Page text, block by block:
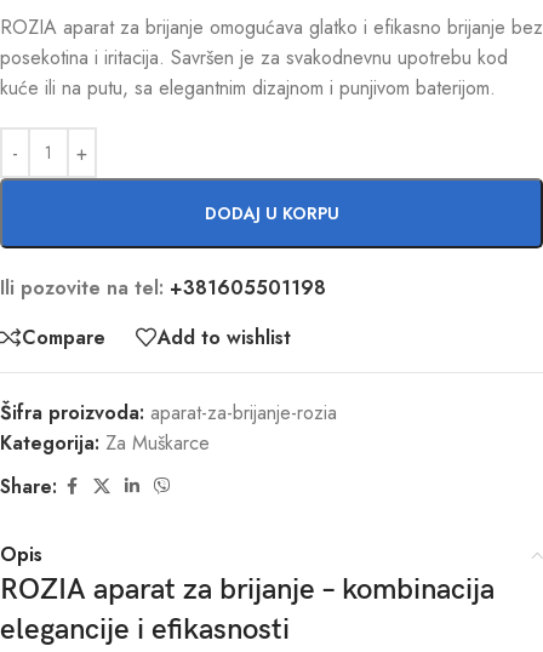
ROZIA aparat za brijanje omogućava glatko i efikasno brijanje bez
posekotina i iritacija. Savršen je za svakodnevnu upotrebu kod
kuće ili na putu, sa elegantnim dizajnom i punjivom baterijom.
DODAJ U KORPU
Ili pozovite na tel: +381605501198
Compare
Add to wishlist
Šifra proizvoda: aparat-za-brijanje-rozia
Kategorija: Za Muškarce
Share:
Opis
ROZIA aparat za brijanje – kombinacija
elegancije i efikasnosti